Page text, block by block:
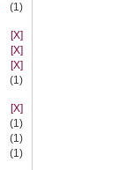
(1)
[X]
[X]
[X]
(1)
[X]
(1)
(1)
(1)